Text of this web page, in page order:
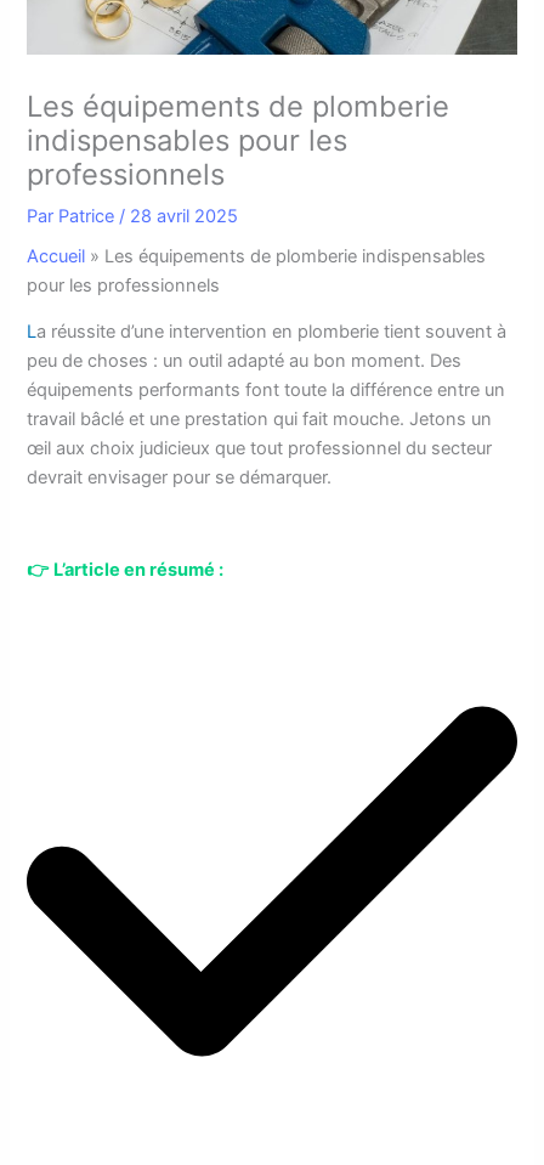
Les équipements de plomberie
indispensables pour les
professionnels
Par Patrice / 28 avril 2025
Accueil » Les équipements de plomberie indispensables
pour les professionnels
La réussite d’une intervention en plomberie tient souvent à
peu de choses : un outil adapté au bon moment. Des
équipements performants font toute la différence entre un
travail bâclé et une prestation qui fait mouche. Jetons un
œil aux choix judicieux que tout professionnel du secteur
devrait envisager pour se démarquer.
👉 L’article en résumé :